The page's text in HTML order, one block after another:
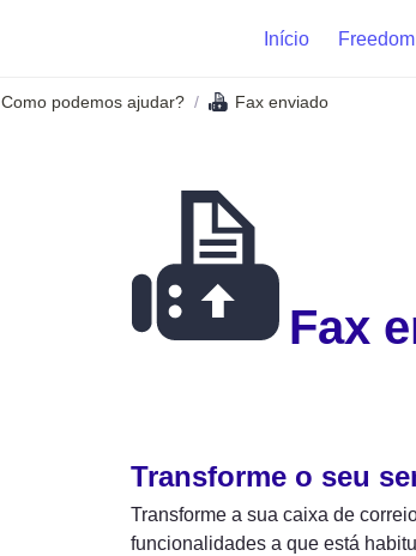
Início Freedom
Como podemos ajudar? / Fax enviado
Fax
Transforme o seu
Transforme a sua caixa de
funcionalidades a que está